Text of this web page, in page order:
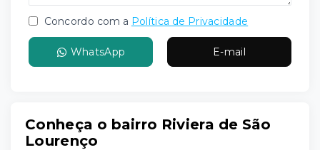
Concordo com a Política de Privacidade
WhatsApp E-mail
Conheça o bairro Riviera de São
Lourenço